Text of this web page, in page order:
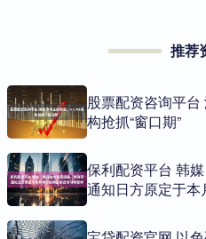
推荐
股票配资咨询平
构抢抓“窗口期”
保利配资平台 韩
通知日方原定于